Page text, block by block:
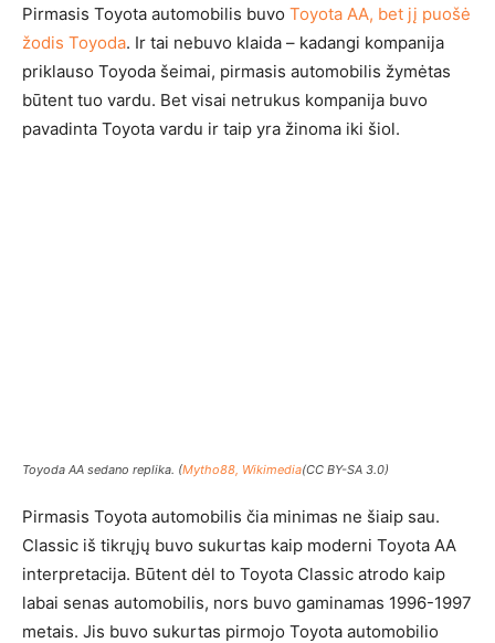
Pirmasis Toyota automobilis buvo Toyota AA, bet jį puošė
žodis Toyoda. Ir tai nebuvo klaida – kadangi kompanija
priklauso Toyoda šeimai, pirmasis automobilis žymėtas
būtent tuo vardu. Bet visai netrukus kompanija buvo
pavadinta Toyota vardu ir taip yra žinoma iki šiol.
Toyoda AA sedano replika. (Mytho88, Wikimedia(CC BY-SA 3.0)
Pirmasis Toyota automobilis čia minimas ne šiaip sau.
Classic iš tikrųjų buvo sukurtas kaip moderni Toyota AA
interpretacija. Būtent dėl to Toyota Classic atrodo kaip
labai senas automobilis, nors buvo gaminamas 1996-1997
metais. Jis buvo sukurtas pirmojo Toyota automobilio